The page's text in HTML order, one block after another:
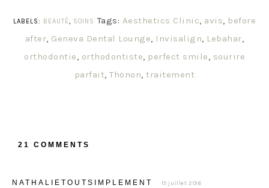
LABELS: BEAUTÉ, SOINS Tags: Aesthetics Clinic, avis, before
after, Geneva Dental Lounge, Invisalign, Lebahar,
orthodontie, orthodontiste, perfect smile, sourire
parfait,Thonon,traitement
21 COMMENTS
NATHALIETOUTSIMPLEMENT 15 juillet 2016